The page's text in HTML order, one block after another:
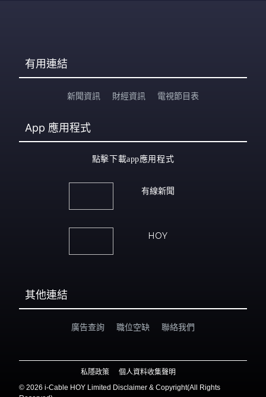
有用連結
新聞資訊 財經資訊 電視節目表
App 應用程式
點擊下載app應用程式
有線新聞
HOY
其他連結
廣告查詢 職位空缺 聯絡我們
私隱政策
個人資料收集聲明
© 2026 i-Cable HOY Limited Disclaimer & Copyright(All Rights